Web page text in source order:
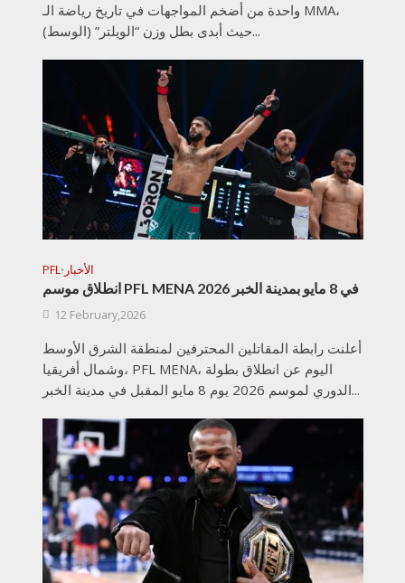
واحدة من أضخم المواجهات في تاريخ رياضة الـ MMA،
حيث أبدى بطل وزن “الويلتر” (الوسط)...
PFL• الأخبار
انطلاق موسم PFL MENA 2026 في 8 مايو بمدينة الخبر
12 February,2026
أعلنت رابطة المقاتلين المحترفين لمنطقة الشرق الأوسط
وشمال أفريقيا، PFL MENA، اليوم عن انطلاق بطولة
الدوري لموسم 2026 يوم 8 مايو المقبل في مدينة الخبر...